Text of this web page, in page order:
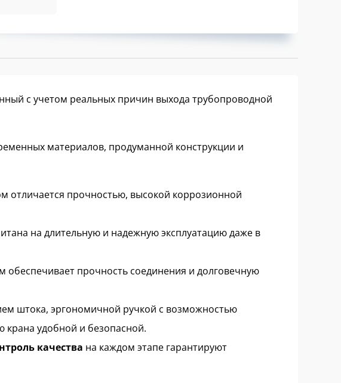
с учетом реальных причин выхода трубопроводной
материалов, продуманной конструкции и
прочностью, высокой коррозионной
на длительную и надежную эксплуатацию даже в
прочность соединения и долговечную
штока, эргономичной ручкой с возможностью
крана удобной и безопасной.
качества на каждом этапе гарантируют